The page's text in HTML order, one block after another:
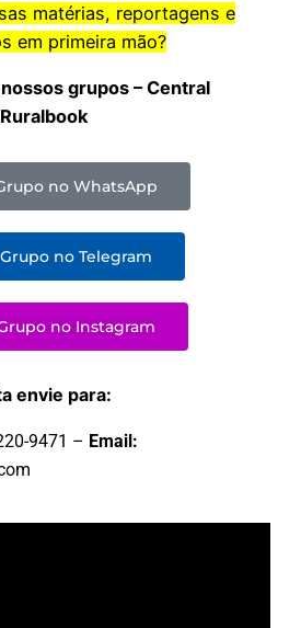
matérias, reportagens e
em primeira mão?
grupos – Central
Ruralbook
no WhatsApp
no Telegram
no Instagram
envie para:
9471 – Email: